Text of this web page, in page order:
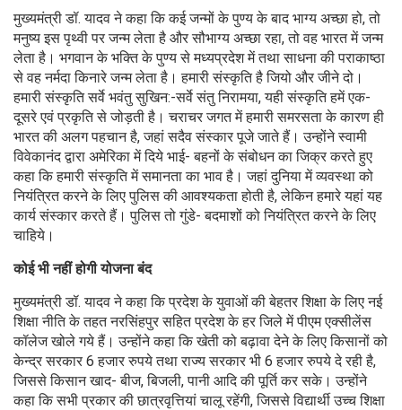
मुख्यमंत्री डॉ. यादव ने कहा कि कई जन्मों के पुण्य के बाद भाग्य अच्छा हो, तो
मनुष्य इस पृथ्वी पर जन्म लेता है और सौभाग्य अच्छा रहा, तो वह भारत में जन्म
लेता है। भगवान के भक्ति के पुण्य से मध्यप्रदेश में तथा साधना की पराकाष्ठा
से वह नर्मदा किनारे जन्म लेता है। हमारी संस्कृति है जियो और जीने दो।
हमारी संस्कृति सर्वे भवंतु सुखिन:-सर्वे संतु निरामया, यही संस्कृति हमें एक-
दूसरे एवं प्रकृति से जोड़ती है। चराचर जगत में हमारी समरसता के कारण ही
भारत की अलग पहचान है, जहां सदैव संस्कार पूजे जाते हैं। उन्होंने स्वामी
विवेकानंद द्वारा अमेरिका में दिये भाई- बहनों के संबोधन का जिक्र करते हुए
कहा कि हमारी संस्कृति में समानता का भाव है। जहां दुनिया में व्यवस्था को
नियंत्रित करने के लिए पुलिस की आवश्यकता होती है, लेकिन हमारे यहां यह
कार्य संस्कार करते हैं। पुलिस तो गुंडे- बदमाशों को नियंत्रित करने के लिए
चाहिये।
कोई भी नहीं होगी योजना बंद
मुख्यमंत्री डॉ. यादव ने कहा कि प्रदेश के युवाओं की बेहतर शिक्षा के लिए नई
शिक्षा नीति के तहत नरसिंहपुर सहित प्रदेश के हर जिले में पीएम एक्सीलेंस
कॉलेज खोले गये हैं। उन्होंने कहा कि खेती को बढ़ावा देने के लिए किसानों को
केन्द्र सरकार 6 हजार रुपये तथा राज्य सरकार भी 6 हजार रुपये दे रही है,
जिससे किसान खाद- बीज, बिजली, पानी आदि की पूर्ति कर सके। उन्होंने
कहा कि सभी प्रकार की छात्रवृत्तियां चालू रहेंगी, जिससे विद्यार्थी उच्च शिक्षा